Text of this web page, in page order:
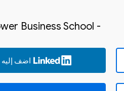
Business School -
اضف إليه